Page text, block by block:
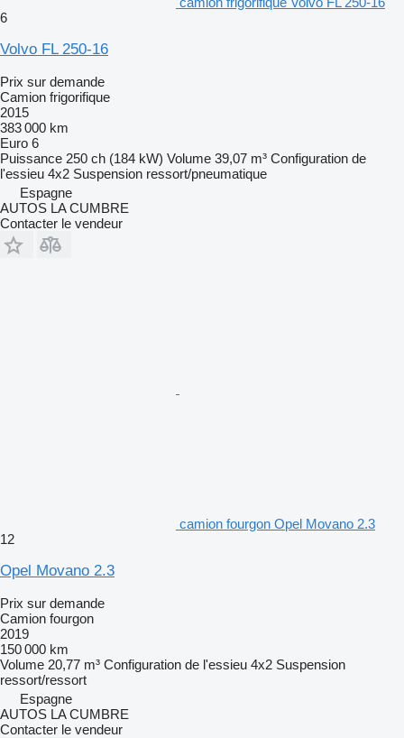
6
Volvo FL 250-16
Prix sur demande
Camion frigorifique
2015
383 000 km
Euro 6
Puissance 250 ch (184 kW) Volume 39,07 m³ Configuration de
l'essieu 4x2 Suspension ressort/pneumatique
Espagne
AUTOS LA CUMBRE
Contacter le vendeur
camion fourgon Opel Movano 2.3
12
Opel Movano 2.3
Prix sur demande
Camion fourgon
2019
150 000 km
Volume 20,77 m³ Configuration de l'essieu 4x2 Suspension
ressort/ressort
Espagne
AUTOS LA CUMBRE
Contacter le vendeur